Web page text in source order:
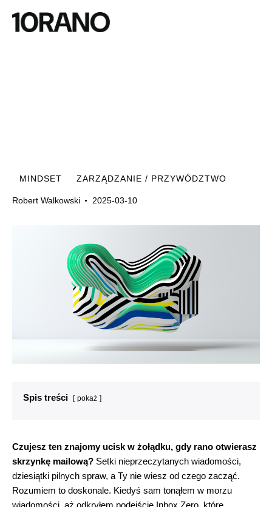
MINDSET ZARZĄDZANIE / PRZYWÓDZTWO
Robert Walkowski 2025-03-10
Spis treści pokaż
Czujesz ten znajomy ucisk w żołądku, gdy rano otwierasz
skrzynkę mailową? Setki nieprzeczytanych wiadomości,
dziesiątki pilnych spraw, a Ty nie wiesz od czego zacząć.
Rozumiem to doskonale. Kiedyś sam tonąłem w morzu